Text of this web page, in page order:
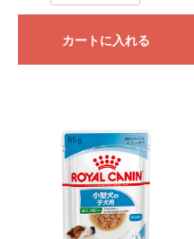
カートに入れる